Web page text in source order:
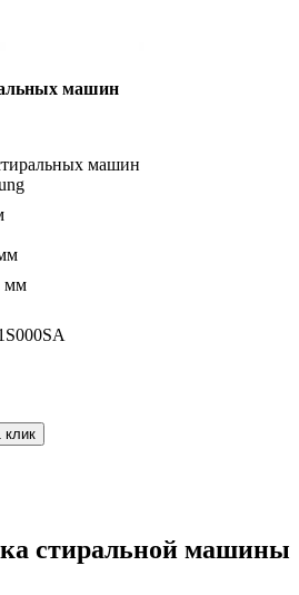
машин
машин
мм
клик
стиральной машины